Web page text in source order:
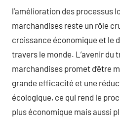
l’amélioration des processus
marchandises reste un rôle
croissance économique et le
travers le monde. L’avenir du
marchandises promet d’être
grande efficacité et une
écologique, ce qui rend le
plus économique mais aussi